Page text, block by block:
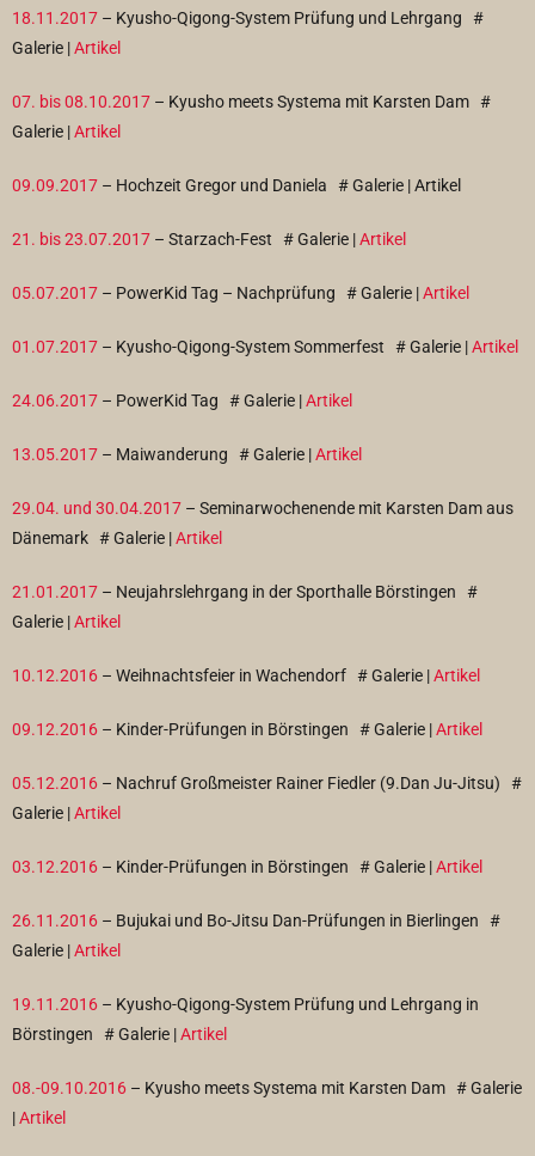
18.11.2017 – Kyusho-Qigong-System Prüfung und Lehrgang #
Galerie |Artikel
07. bis 08.10.2017 – Kyusho meets Systema mit Karsten Dam #
Galerie |Artikel
09.09.2017 – Hochzeit Gregor und Daniela # Galerie | Artikel
21. bis 23.07.2017 – Starzach-Fest # Galerie |Artikel
05.07.2017 – PowerKid Tag – Nachprüfung # Galerie |Artikel
01.07.2017 – Kyusho-Qigong-System Sommerfest # Galerie |Artikel
24.06.2017 – PowerKid Tag # Galerie |Artikel
13.05.2017 – Maiwanderung # Galerie |Artikel
29.04. und 30.04.2017 – Seminarwochenende mit Karsten Dam aus
Dänemark # Galerie |Artikel
21.01.2017 – Neujahrslehrgang in der Sporthalle Börstingen #
Galerie |Artikel
10.12.2016 – Weihnachtsfeier in Wachendorf # Galerie |Artikel
09.12.2016 – Kinder-Prüfungen in Börstingen # Galerie |Artikel
05.12.2016 – Nachruf Großmeister Rainer Fiedler (9.Dan Ju-Jitsu) #
Galerie |Artikel
03.12.2016 – Kinder-Prüfungen in Börstingen # Galerie |Artikel
26.11.2016 – Bujukai und Bo-Jitsu Dan-Prüfungen in Bierlingen #
Galerie |Artikel
19.11.2016 – Kyusho-Qigong-System Prüfung und Lehrgang in
Börstingen # Galerie |Artikel
08.-09.10.2016 – Kyusho meets Systema mit Karsten Dam # Galerie
|Artikel